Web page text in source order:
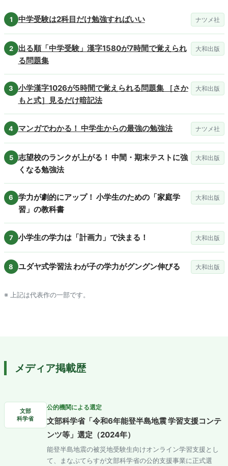
中学受験は2科目だけ勉強すればいい ナツメ社
出る順「中学受験」漢字1580が7時間で覚えられ
る問題集
大和出版
小学漢字1026が5時間で覚えられる問題集 ［さか
もと式］見るだけ暗記法
大和出版
マンガでわかる！ 中学生からの最強の勉強法 ナツメ社
志望校のランクが上がる！ 中間・期末テストに強
くなる勉強法
大和出版
学力が劇的にアップ！ 小学生のための「家庭学
習」の教科書
大和出版
小学生の学力は「計画力」で決まる！ 大和出版
ユダヤ式学習法 わが子の学力がグングン伸びる 大和出版
※ 上記は代表作の一部です。
メディア掲載歴
文部
科学省
公的機関による選定
文部科学省「令和6年能登半島地震 学習支援コンテ
ンツ等」選定（2024年）
能登半島地震の被災地受験生向けオンライン学習支援とし
て、まなぶてらすが文部科学省の公的支援事業に正式選